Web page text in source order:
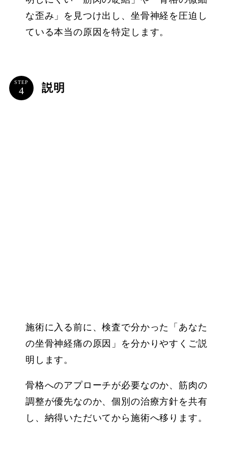
な歪み」を見つけ出し、坐骨神経を圧迫し
ている本当の原因を特定します。
STEP 説明
施術に入る前に、検査で分かった「あなた
の坐骨神経痛の原因」を分かりやすくご説
明します。
骨格へのアプローチが必要なのか、筋肉の
調整が優先なのか、個別の治療方針を共有
し、納得いただいてから施術へ移ります。